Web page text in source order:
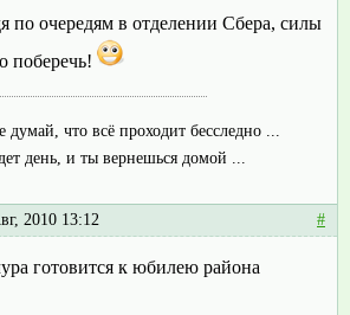
по очередям в отделении Сбера, силы
поберечь!
думай, что всё проходит бесследно ...
день, и ты вернешься домой ...
2010 13:12 #
готовится к юбилею района